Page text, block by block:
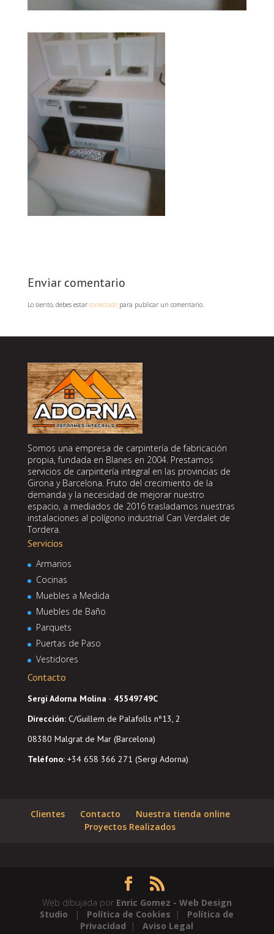
Enviar comentario
Lo siento, debes estar conectadopara publicar un comentario.
Somos una empresa de carpintería de fabricación
propia, fundada en Blanes en 2004. Prestamos
servicios de carpintería integral en las provincias de
Girona y Barcelona. Fruto del crecimiento de la
demanda y la necesidad de mejorar nuestro
espacio, a mediados de 2016 trasladamos nuestras
instalaciones al polígono industrial Can Verdalet de
Tordera.
Servicios
Armarios
Cocinas
Muebles a Medida
Muebles de Baño
Parquets
Puertas de Paso
Vestidores
Contacto
Sergi Adorna Molina · 45549749C
Dirección: C/Guillem de Palafolls nº13, 2
08380 Malgrat de Mar (Barcelona)
Teléfono: +34 658 366 271 (Sergi Adorna)
Clientes Contacto
Nuestra tienda online
Proyectos Realizados
Web dibujada por Enric Gomez - Web Design
Studio | Política de Cookies | Política de
Privacidad |Aviso Legal